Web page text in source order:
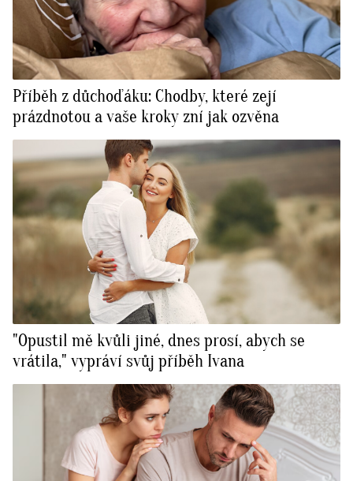
Příběh z důchoďáku: Chodby, které zejí
prázdnotou a vaše kroky zní jak ozvěna
"Opustil mě kvůli jiné, dnes prosí, abych se
vrátila," vypráví svůj příběh Ivana